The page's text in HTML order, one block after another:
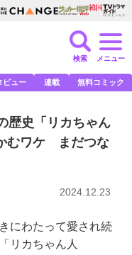
検索 メニュー
ビュー 連載 無料コミック
歴史「リカちゃん
むワケ まだつな
2024.12.23
にわたって愛され続
リカちゃん人